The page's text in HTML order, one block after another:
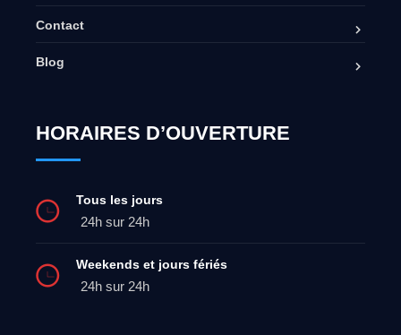
Contact
Blog
HORAIRES D’OUVERTURE
Tous les jours
24h sur 24h
Weekends et jours fériés
24h sur 24h